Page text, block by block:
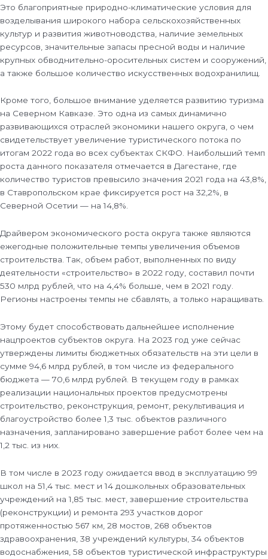
Это благоприятные природно-климатические условия для
возделывания широкого набора сельскохозяйственных
культур и развития животноводства, наличие земельных
ресурсов, значительные запасы пресной воды и наличие
крупных обводнительно-оросительных систем и сооружений,
а также большое количество искусственных водохранилищ.
Кроме того, большое внимание уделяется развитию туризма
на Северном Кавказе. Это одна из самых динамично
развивающихся отраслей экономики нашего округа, о чем
свидетельствует увеличение туристического потока по
итогам 2022 года во всех субъектах СКФО. Наибольший темп
роста данного показателя отмечается в Дагестане, где
количество туристов превысило значения 2021 года на 43,8%,
в Ставропольском крае фиксируется рост на 32,2%, в
Северной Осетии — на 14,8%.
Драйвером экономического роста округа также являются
ежегодные положительные темпы увеличения объемов
строительства. Так, объем работ, выполненных по виду
деятельности «строительство» в 2022 году, составил почти
530 млрд рублей, что на 4,4% больше, чем в 2021 году.
Регионы настроены темпы не сбавлять, а только наращивать.
Этому будет способствовать дальнейшее исполнение
нацпроектов субъектов округа. На 2023 год уже сейчас
утверждены лимиты бюджетных обязательств на эти цели в
сумме 94,6 млрд рублей, в том числе из федерального
бюджета — 70,6 млрд рублей. В текущем году в рамках
реализации национальных проектов предусмотрены
строительство, реконструкция, ремонт, рекультивация и
благоустройство более 1,3 тыс. объектов различного
назначения, запланировано завершение работ более чем на
1,2 тыс. из них.
В том числе в 2023 году ожидается ввод в эксплуатацию 99
школ на 51,4 тыс. мест и 14 дошкольных образовательных
учреждений на 1,85 тыс. мест, завершение строительства
(реконструкции) и ремонта 293 участков дорог
протяженностью 567 км, 28 мостов, 268 объектов
здравоохранения, 38 учреждений культуры, 34 объектов
водоснабжения, 58 объектов туристической инфраструктуры